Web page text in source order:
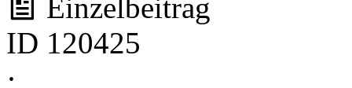
Einzelbeitrag
ID 120425
·